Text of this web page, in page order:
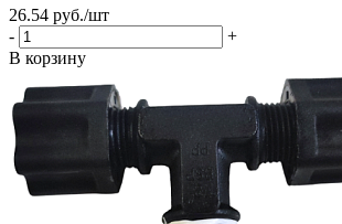
26.54 руб./шт
-
+
В корзину